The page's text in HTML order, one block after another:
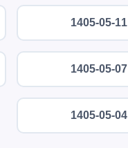
1405-05-11
1405-05-07
1405-05-04